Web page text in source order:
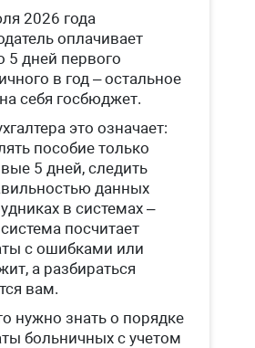
с
2026 года
оплачивает
5 дней первого
в год – остальное
себя госбюджет.
это означает:
пособие только
5 дней, следить
данных
в системах –
посчитает
с ошибками или
а разбираться
вам.
нужно знать о порядке
больничных с учетом